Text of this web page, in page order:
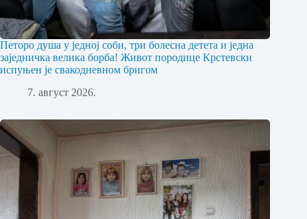
Петоро душа у једној соби, три болесна детета и једна
заједничка велика борба! Живот породице Крстевски
испуњен је свакодневном бригом
7. август 2026.